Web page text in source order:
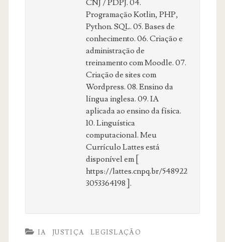
CNJ / PDPJ. 04.
Programação Kotlin, PHP,
Python. SQL. 05. Bases de
conhecimento. 06. Criação e
administração de
treinamento com Moodle. 07.
Criação de sites com
Wordpress. 08. Ensino da
língua inglesa. 09. IA
aplicada ao ensino da física.
10. Linguística
computacional. Meu
Currículo Lattes está
disponível em [
https://lattes.cnpq.br/548922
3053364198 ].
IA JUSTIÇA LEGISLAÇÃO